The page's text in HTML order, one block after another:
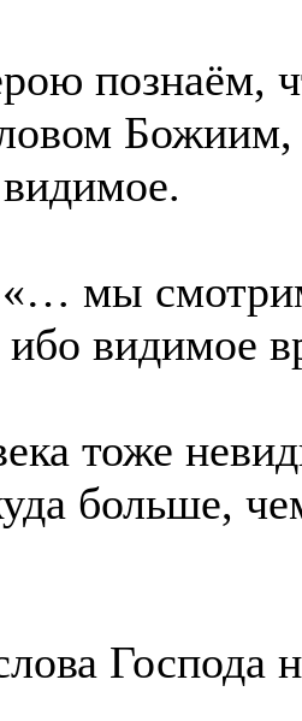
познаём,
Божиим,
мы
видимое
тоже
больше,
Господа